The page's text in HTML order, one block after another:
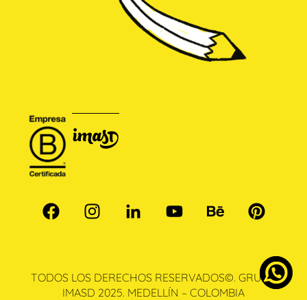
TODOS LOS DERECHOS RESERVADOS©. GRUPO
IMASD 2025. MEDELLÍN – COLOMBIA